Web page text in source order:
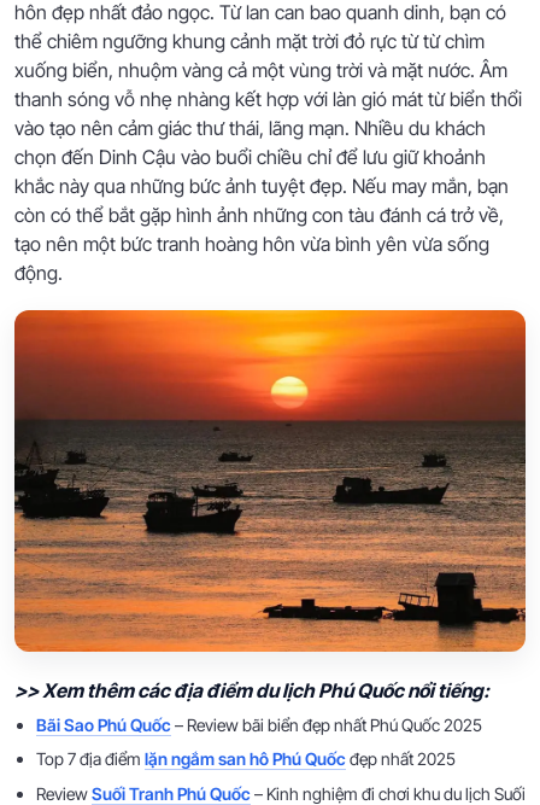
hôn đẹp nhất đảo ngọc. Từ lan can bao quanh dinh, bạn có
thể chiêm ngưỡng khung cảnh mặt trời đỏ rực từ từ chìm
xuống biển, nhuộm vàng cả một vùng trời và mặt nước. Âm
thanh sóng vỗ nhẹ nhàng kết hợp với làn gió mát từ biển thổi
vào tạo nên cảm giác thư thái, lãng mạn. Nhiều du khách
chọn đến Dinh Cậu vào buổi chiều chỉ để lưu giữ khoảnh
khắc này qua những bức ảnh tuyệt đẹp. Nếu may mắn, bạn
còn có thể bắt gặp hình ảnh những con tàu đánh cá trở về,
tạo nên một bức tranh hoàng hôn vừa bình yên vừa sống
động.
>> Xem thêm các địa điểm du lịch Phú Quốc nổi tiếng:
Bãi Sao Phú Quốc– Review bãi biển đẹp nhất Phú Quốc 2025
Top 7 địa điểm lặn ngắm san hô Phú Quốcđẹp nhất 2025
ReviewSuối Tranh Phú Quốc– Kinh nghiệm đi chơi khu du lịch Suối